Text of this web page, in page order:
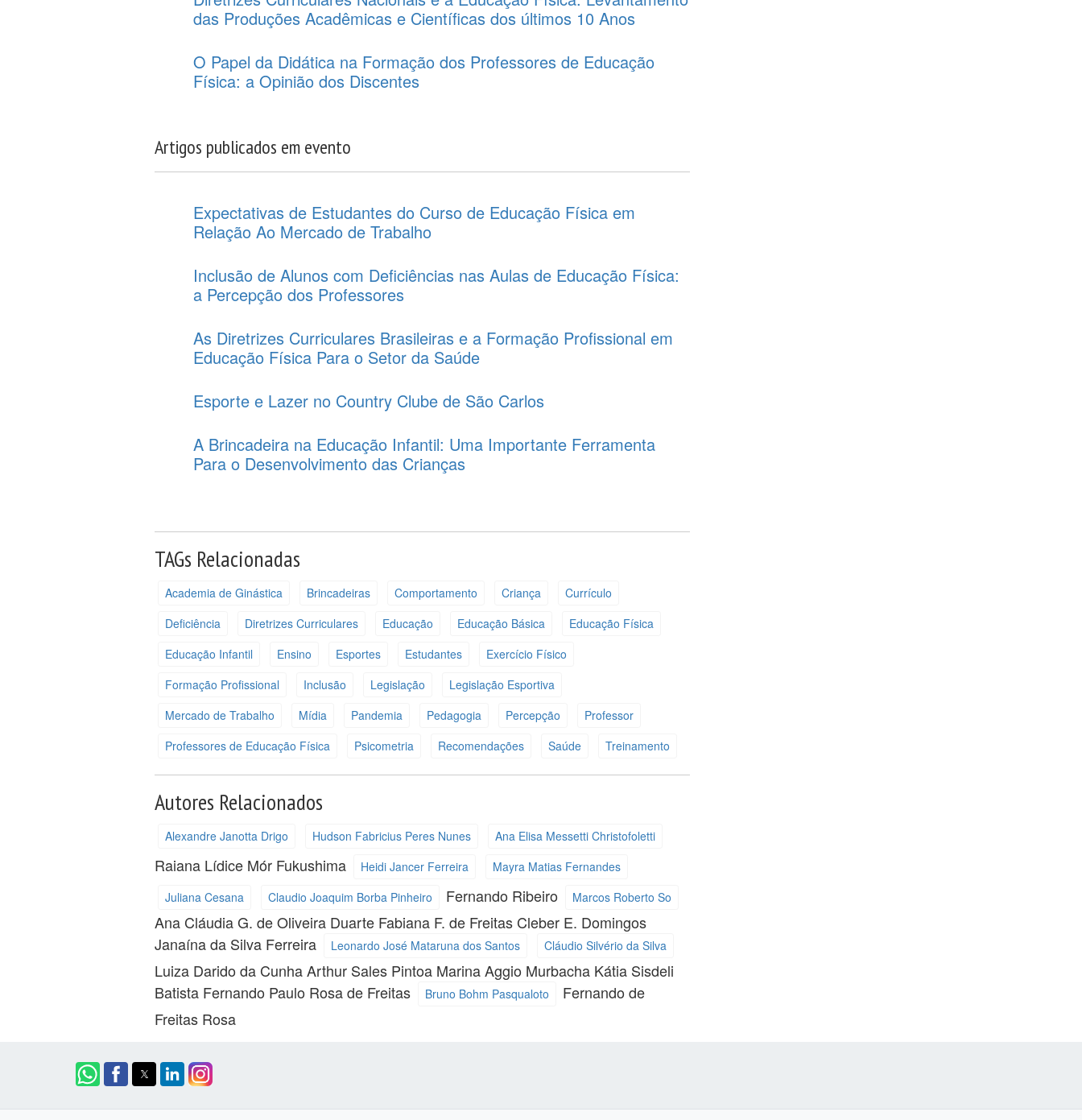
das Produções Acadêmicas e Científicas dos últimos 10 Anos
O Papel da Didática na Formação dos Professores de Educação
Física: a Opinião dos Discentes
Artigos publicados em evento
Expectativas de Estudantes do Curso de Educação Física em
Relação Ao Mercado de Trabalho
Inclusão de Alunos com Deficiências nas Aulas de Educação Física:
a Percepção dos Professores
As Diretrizes Curriculares Brasileiras e a Formação Profissional em
Educação Física Para o Setor da Saúde
Esporte e Lazer no Country Clube de São Carlos
A Brincadeira na Educação Infantil: Uma Importante Ferramenta
Para o Desenvolvimento das Crianças
TAGs Relacionadas
Academia de Ginástica Brincadeiras Comportamento Criança
Currículo
Deficiência
Diretrizes Curriculares Educação Educação Básica
Educação Física
Educação Infantil
Ensino Esportes Estudantes
Exercício Físico
Formação Profissional
Inclusão Legislação
Legislação Esportiva
Mercado de Trabalho
Mídia Pandemia Pedagogia Percepção
Professor
Professores de Educação Física
Psicometria Recomendações Saúde Treinamento
Autores Relacionados
Alexandre Janotta Drigo Hudson Fabricius Peres Nunes Ana Elisa Messetti Christofoletti
Raiana Lídice Mór Fukushima Heidi Jancer Ferreira
Mayra Matias Fernandes
Juliana Cesana
Claudio Joaquim Borba Pinheiro Fernando Ribeiro Marcos Roberto So
Ana Cláudia G. de Oliveira Duarte Fabiana F. de Freitas Cleber E. Domingos
Janaína da Silva Ferreira
Leonardo José Mataruna dos Santos Cláudio Silvério da Silva
Luiza Darido da CunhaArthur Sales Pintoa Marina Aggio Murbacha Kátia Sisdeli
Batista Fernando Paulo Rosa de Freitas Bruno Bohm Pasqualoto
Fernando de
Freitas Rosa